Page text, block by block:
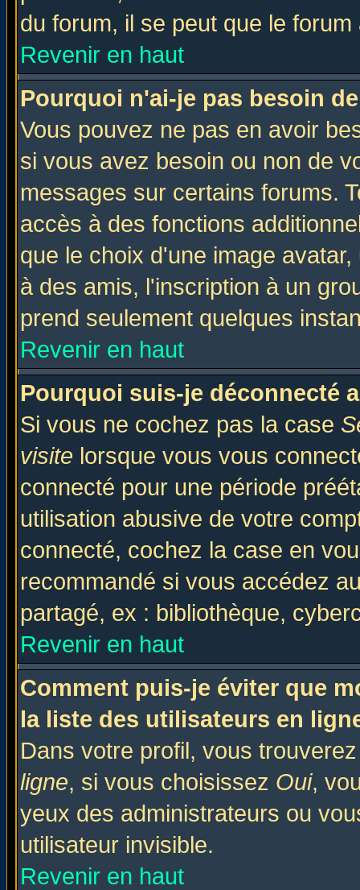
du forum, il se peut que le
Revenir en haut
Pourquoi n'ai-je pas besoin
Vous pouvez ne pas en avoir
si vous avez besoin ou non de
messages sur certains forums.
accès à des fonctions
que le choix d'une image
à des amis, l'inscription à un
prend seulement quelques
Revenir en haut
Pourquoi suis-je déconnecté
Si vous ne cochez pas la case
visite lorsque vous vous
connecté pour une période
utilisation abusive de votre
connecté, cochez la case en
recommandé si vous accédez
partagé, ex : bibliothèque,
Revenir en haut
Comment puis-je éviter que
la liste des utilisateurs en
Dans votre profil, vous
ligne, si vous choisissez Oui,
yeux des administrateurs ou
utilisateur invisible.
Revenir en haut